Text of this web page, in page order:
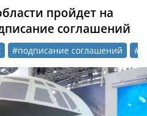
пройдет на
соглашений
#подписание соглашений